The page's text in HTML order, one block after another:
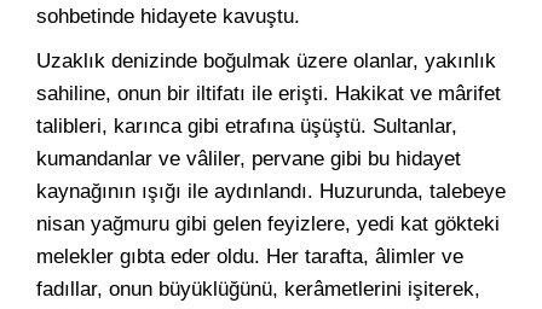
sohbetinde hidayete kavuştu.
Uzaklık denizinde boğulmak üzere olanlar, yakınlık
sahiline, onun bir iltifatı ile erişti. Hakikat ve mârifet
talibleri, karınca gibi etrafına üşüştü. Sultanlar,
kumandanlar ve vâliler, pervane gibi bu hidayet
kaynağının ışığı ile aydınlandı. Huzurunda, talebeye
nisan yağmuru gibi gelen feyizlere, yedi kat gökteki
melekler gıbta eder oldu. Her tarafta, âlimler ve
fadıllar, onun büyüklüğünü, kerâmetlerini işiterek,